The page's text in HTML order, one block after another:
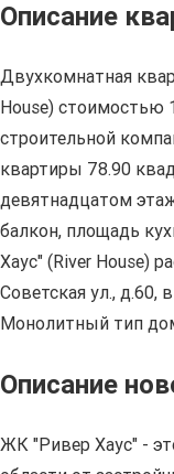
Описание
Двухкомнатная
Нouse) стоимостью
строительной
квартиры 78.90
девятнадцатом
балкон, площадь
Хаус" (River Нouse)
Советская ул., д.60,
Монолитный тип
Описание
ЖК "Ривер Хаус" -